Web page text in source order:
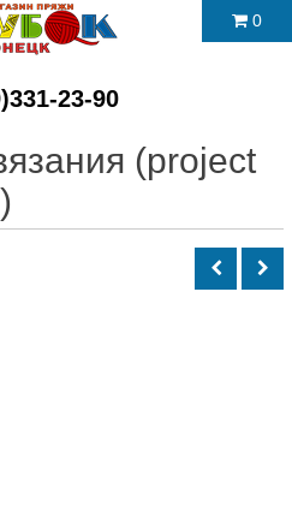
23-90
0
(project